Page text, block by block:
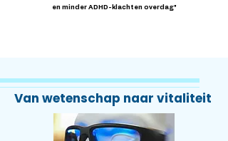
en minder ADHD-klachten overdag"
Van wetenschap naar vitaliteit